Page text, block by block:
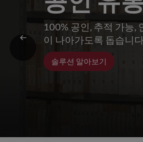
100% 공인, 추적 가능,
이 나아가도록 돕습니
솔루션 알아보기